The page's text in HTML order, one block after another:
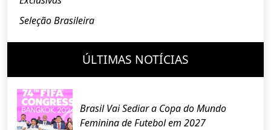
Seleção Brasileira
ÚLTIMAS NOTÍCIAS
Brasil Vai Sediar a Copa do Mundo
Feminina de Futebol em 2027